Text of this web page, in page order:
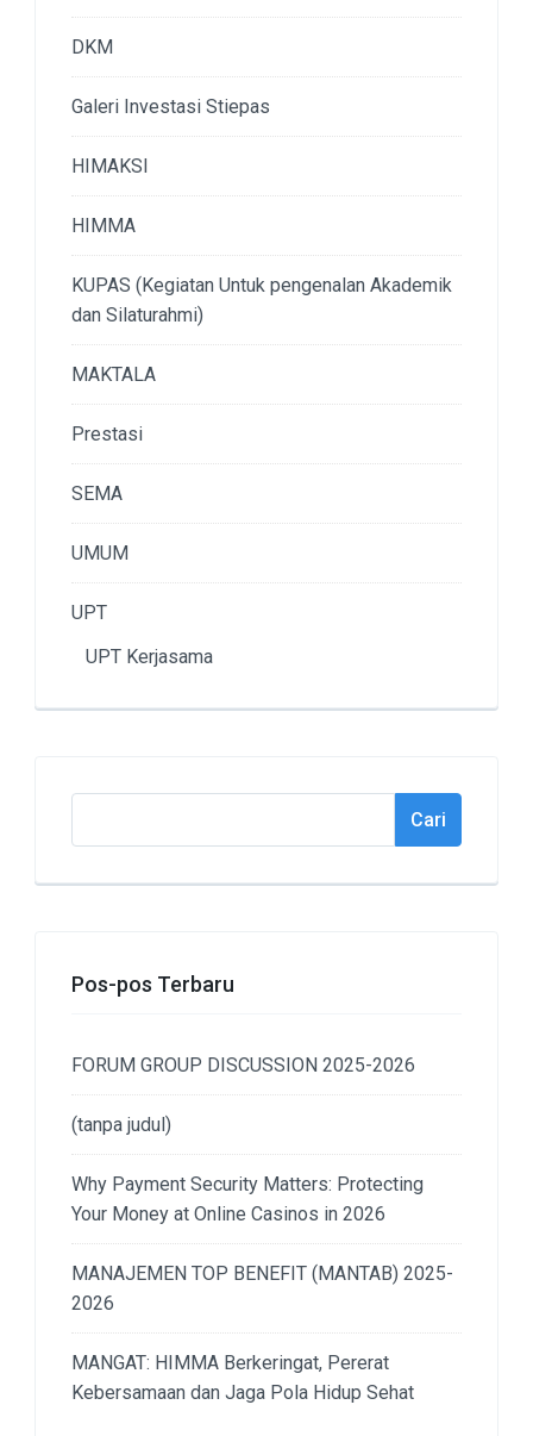
DKM
Galeri Investasi Stiepas
HIMAKSI
HIMMA
KUPAS (Kegiatan Untuk pengenalan Akademik
dan Silaturahmi)
MAKTALA
Prestasi
SEMA
UMUM
UPT
UPT Kerjasama
Cari
Pos-pos Terbaru
FORUM GROUP DISCUSSION 2025-2026
(tanpa judul)
Why Payment Security Matters: Protecting
Your Money at Online Casinos in 2026
MANAJEMEN TOP BENEFIT (MANTAB) 2025-
2026
MANGAT: HIMMA Berkeringat, Pererat
Kebersamaan dan Jaga Pola Hidup Sehat